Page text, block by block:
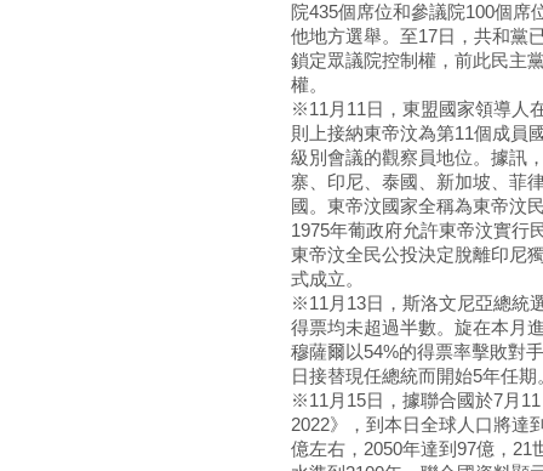
院435個席位和參議院100個席
他地方選舉。至17日，共和黨
鎖定眾議院控制權，前此民主
權。
※11月11日，東盟國家領導人
則上接納東帝汶為第11個成員
級別會議的觀察員地位。據訊
寨、印尼、泰國、新加坡、菲
國。東帝汶國家全稱為東帝汶
1975年葡政府允許東帝汶實行
東帝汶全民公投決定脫離印尼
式成立。
※11月13日，斯洛文尼亞總統
得票均未超過半數。旋在本月
穆薩爾以54%的得票率擊敗對
日接替現任總統而開始5年任期
※11月15日，據聯合國於7月
2022》，到本日全球人口將達
億左右，2050年達到97億，21